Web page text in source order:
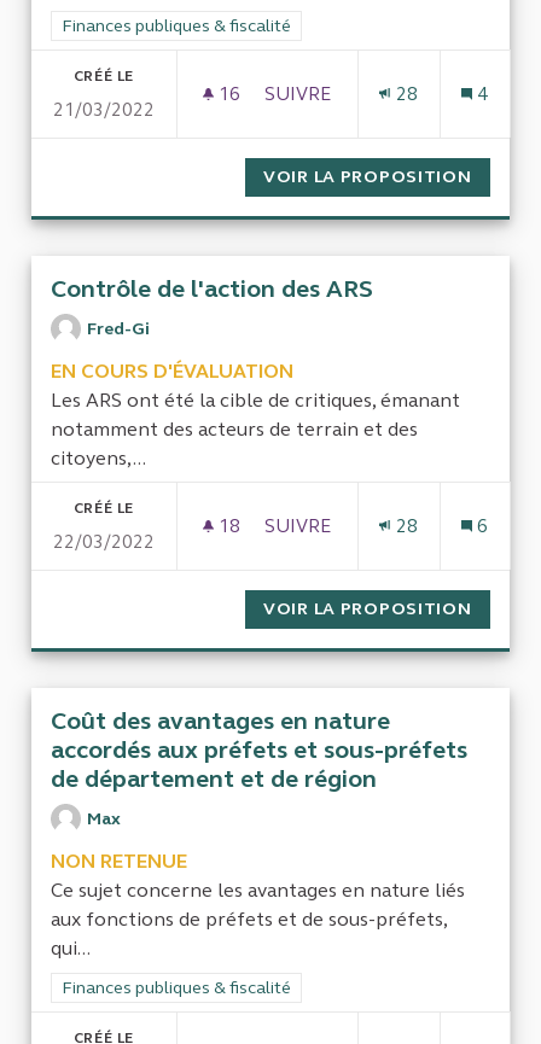
Filtrer les résultats de la catégorie : Finances publiques &
Finances publiques & fiscalité
CRÉÉ LE
21/03/2022
16 16 ABONNÉS
SUIVRE
28 4
VOIR LA PROPOSITION
Contrôle de l'action des ARS
Fred-Gi
EN COURS D'ÉVALUATION
Les ARS ont été la cible de critiques, émanant
notamment des acteurs de terrain et des
citoyens,...
CRÉÉ LE
22/03/2022
18 18 ABONNÉS
SUIVRE
28 6
VOIR LA PROPOSITION
Coût des avantages en nature
accordés aux préfets et sous-préfets
de département et de région
Max
NON RETENUE
Ce sujet concerne les avantages en nature liés
aux fonctions de préfets et de sous-préfets,
qui...
Filtrer les résultats de la catégorie : Finances publiques &
Finances publiques & fiscalité
CRÉÉ LE